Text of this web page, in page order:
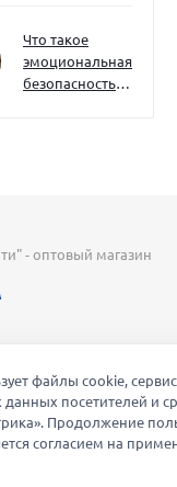
их уже сейчас
Что такое
эмоциональная
безопасность
- оптовый магазин
файлы cookie,
данных посетителей и
Продолжение
согласием на